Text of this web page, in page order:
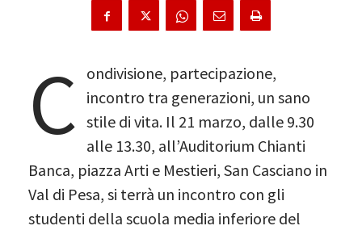
C ondivisione, partecipazione,
incontro tra generazioni, un sano
stile di vita. Il 21 marzo, dalle 9.30
alle 13.30, all’Auditorium Chianti
Banca, piazza Arti e Mestieri, San Casciano in
Val di Pesa, si terrà un incontro con gli
studenti della scuola media inferiore del